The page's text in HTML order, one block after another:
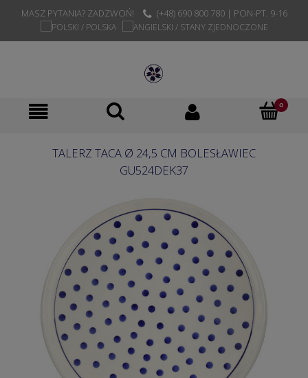
MASZ PYTANIA? ZADZWOŃ! (+48) 690 800 780 | PON-PT. 9-16
TALERZ TACA Ø 24,5 CM BOLESŁAWIEC
GU524DEK37